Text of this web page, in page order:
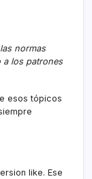
normas
a los patrones
esos tópicos
like. Ese